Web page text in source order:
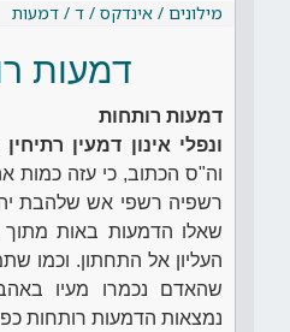
מילונים / אינדקס / ד / דמעות
דמעות
דמעות רותחות
ונפלי אינון דמעין
וה"ס הכתוב, כי עזה כמות
רשפיה רשפי אש שלהבת
שאלו הדמעות באות
העליון אל התחתון. וכמו
שהאדם נכמרו מעיו
נמצאות הדמעות רותחות